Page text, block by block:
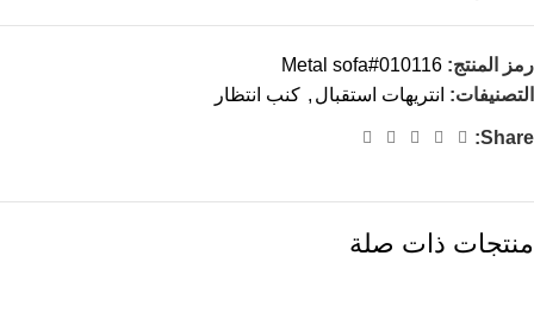
رمز المنتج: Metal sofa#010116
التصنيفات: انتريهات استقبال , كنب انتظار
Share:
منتجات ذات صلة